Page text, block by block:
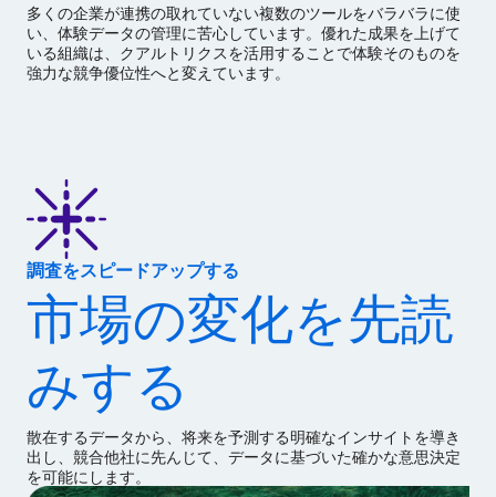
多くの企業が連携の取れていない複数のツールをバラバラに使
い、体験データの管理に苦心しています。優れた成果を上げて
いる組織は、クアルトリクスを活用することで体験そのものを
強力な競争優位性へと変えています。
調査をスピードアップする
市場の変化を先読
みする
散在するデータから、将来を予測する明確なインサイトを導き
出し、競合他社に先んじて、データに基づいた確かな意思決定
を可能にします。